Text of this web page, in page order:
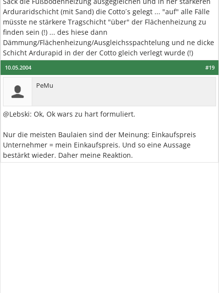
Arduraridschicht (mit Sand) die Cotto´s gelegt ... "auf" alle Fälle
müsste ne stärkere Tragschicht "über" der Flächenheizung zu
finden sein (!) ... des hiese dann
Dämmung/Flächenheizung/Ausgleichsspachtelung und ne dicke
Schicht Ardurapid in der der Cotto gleich verlegt wurde (!)
#19
10.05.2004
PeMu
@Lebski: Ok, Ok wars zu hart formuliert.
Nur die meisten Baulaien sind der Meinung: Einkaufspreis
Unternehmer = mein Einkaufspreis. Und so eine Aussage
bestärkt wieder. Daher meine Reaktion.